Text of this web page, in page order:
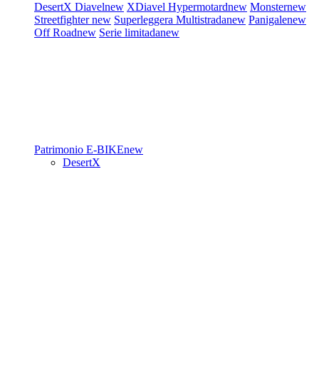
DesertX Diavelnew XDiavel Hypermotardnew Monsternew
Streetfighternew Superleggera Multistradanew Panigalenew
Off Roadnew Serie limitadanew
Patrimonio E-BIKEnew
DesertX